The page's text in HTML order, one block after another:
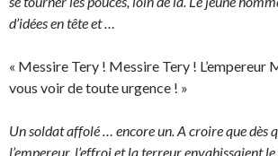
d’idées en tête et …
« Messire Tery ! Messire Tery ! L’empereur
vous voir de toute urgence ! »
Un soldat affolé … encore un. A croire que dès
l’empereur, l’effroi et la terreur envahissaient